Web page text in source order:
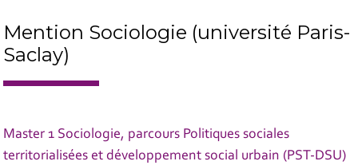
Mention Sociologie (université Paris-
Saclay)
Master 1 Sociologie, parcours Politiques sociales
territorialisées et développement social urbain (PST-DSU)